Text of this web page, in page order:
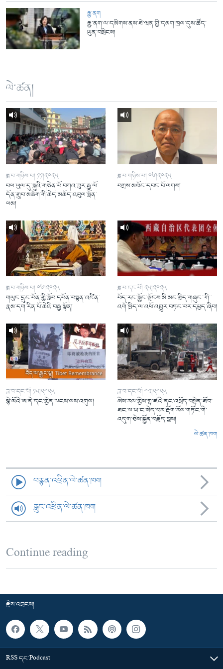
རྒྱ་ནག
རྒྱ་ནག་ལ་དམིགས་ནས་ཐེ་ཝན་གྱི་དམག་ཁྲལ་དུས་ཚོད་
ཡུན་བསྲིངས།
ལེ་ཚན།
ཟླ་བ་གཉིས་པ། ༡༡།༢༠༢༥
བལ་ཡུལ་དུ་སྐུའི་གཅེན་པོ་བཀའ་ཟུར་རྒྱ་ལོ་
དོན་གྲུབ་མཆོག་གི་ཆེད་མཆོད་འབུལ་སྨོན་
ལམ།
ཟླ་བ་གཉིས་པ། ༠༦།༢༠༢༥
བཀྲས་མཐོང་དབང་བོ་ལགས།
ཟླ་བ་གཉིས་པ། ༠༦།༢༠༢༥
གཡུང་དྲུང་བོན་གྱི་སློབ་དཔོན་བསྟན་འཛིན་
རྣམ་དག་རིན་པོ་ཆེའི་བརྒྱ་སྟོན།
ཟླ་བ་དང་པོ། ༢༥།༢༠༢༥
བོད་རང་སྐྱོང་ལྗོངས་མི་མང་སྲིད་གཞུང་་གི་་
འགོ་ཁྲིད་ལ་འཕོ་འགྱུར་བཏང་བར་དཔྱད་ཞིབ།
ཟླ་བ་དང་པོ། ༡༥།༢༠༢༥
སྙེ་མོའི་ཨ་ནེ་དང་གྱེན་ལངས་ལས་འགུལ།
ཟླ་བ་དང་པོ། ༠༣།༢༠༢༥
ཨིས་རལ་གྱིས་གྷ་ཛའི་ནང་འཕྲོད་བསྟེན་ཐོབ་
ཐང་ལ་ཡ་ང་མེད་པར་རྡོག་རོལ་གཏོང་གི་
འདུག་ཅེས་སྐྱོན་བརྗོད་བྱས།
ལེ་ཚན་ཁག
བརྙན་འཕྲིན་ལེ་ཚན་ཁག
རླུང་འཕྲིན་ལེ་ཚན་ཁག
Continue reading
རྗེས་འབྲངས།
RSS དང་Podcast